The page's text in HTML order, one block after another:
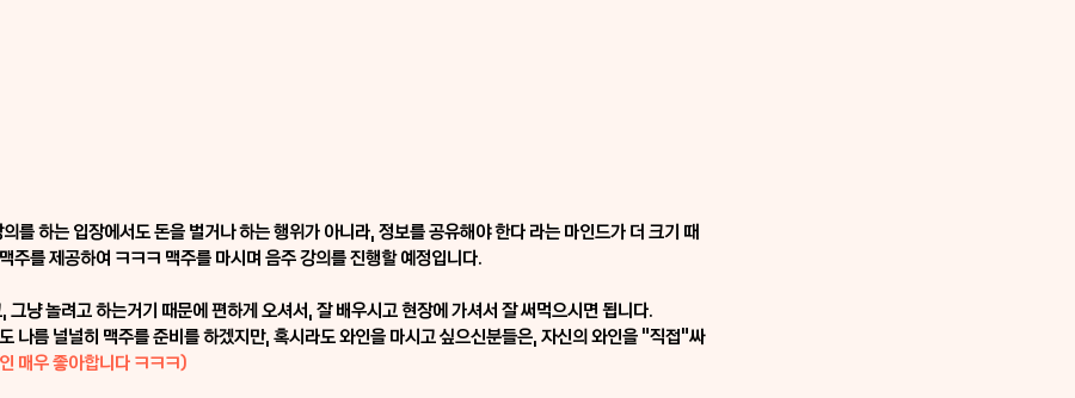
를 하는 입장에서도 돈을 벌거나 하는 행위가 아니라, 정보를 공유해야 한다 라는 마인드가 더 크기 때
주를 제공하여 ㅋㅋㅋ 맥주를 마시며 음주 강의를 진행할 예정입니다.
그냥 놀려고 하는거기 때문에 편하게 오셔서, 잘 배우시고 현장에 가셔서 잘 써먹으시면 됩니다.
나름 널널히 맥주를 준비를 하겠지만, 혹시라도 와인을 마시고 싶으신분들은, 자신의 와인을 "직접"싸
매우 좋아합니다 ㅋㅋㅋ)